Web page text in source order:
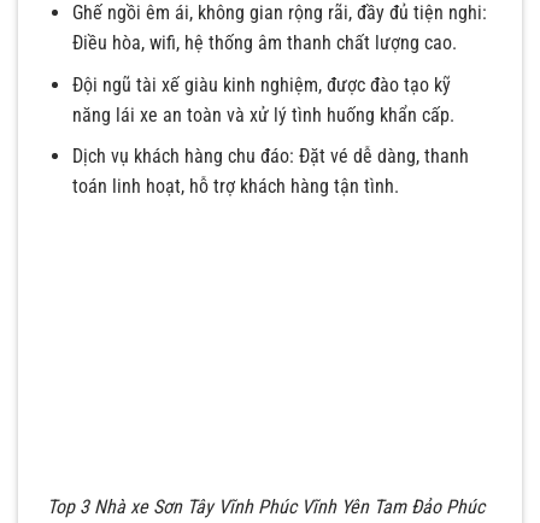
Ghế ngồi êm ái, không gian rộng rãi, đầy đủ tiện nghi:
Điều hòa, wifi, hệ thống âm thanh chất lượng cao.
Đội ngũ tài xế giàu kinh nghiệm, được đào tạo kỹ
năng lái xe an toàn và xử lý tình huống khẩn cấp.
Dịch vụ khách hàng chu đáo: Đặt vé dễ dàng, thanh
toán linh hoạt, hỗ trợ khách hàng tận tình.
Top 3 Nhà xe Sơn Tây Vĩnh Phúc Vĩnh Yên Tam Đảo Phúc